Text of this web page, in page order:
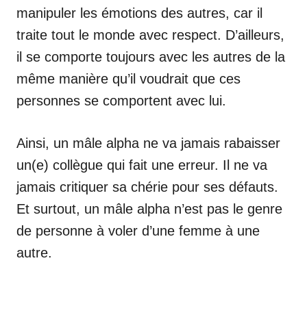
manipuler les émotions des autres, car il
traite tout le monde avec respect. D’ailleurs,
il se comporte toujours avec les autres de la
même manière qu’il voudrait que ces
personnes se comportent avec lui.
Ainsi, un mâle alpha ne va jamais rabaisser
un(e) collègue qui fait une erreur. Il ne va
jamais critiquer sa chérie pour ses défauts.
Et surtout, un mâle alpha n’est pas le genre
de personne à voler d’une femme à une
autre.